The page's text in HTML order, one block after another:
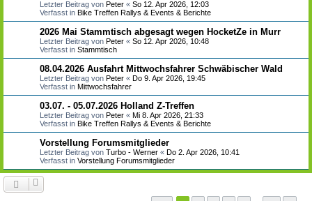
Letzter Beitrag von Peter « So 12. Apr 2026, 12:03
Verfasst in Bike Treffen Rallys & Events & Berichte
2026 Mai Stammtisch abgesagt wegen HocketZe in Murr
Letzter Beitrag von Peter « So 12. Apr 2026, 10:48
Verfasst in Stammtisch
08.04.2026 Ausfahrt Mittwochsfahrer Schwäbischer Wald
Letzter Beitrag von Peter « Do 9. Apr 2026, 19:45
Verfasst in Mittwochsfahrer
03.07. - 05.07.2026 Holland Z-Treffen
Letzter Beitrag von Peter « Mi 8. Apr 2026, 21:33
Verfasst in Bike Treffen Rallys & Events & Berichte
Vorstellung Forumsmitglieder
Letzter Beitrag von Turbo - Werner « Do 2. Apr 2026, 10:41
Verfasst in Vorstellung Forumsmitglieder